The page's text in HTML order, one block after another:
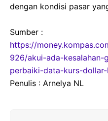
dengan kondisi pasar
Sumber :
https://
926/akui-ada-
perbaiki-data-kurs-
Penulis : Arnelya NL